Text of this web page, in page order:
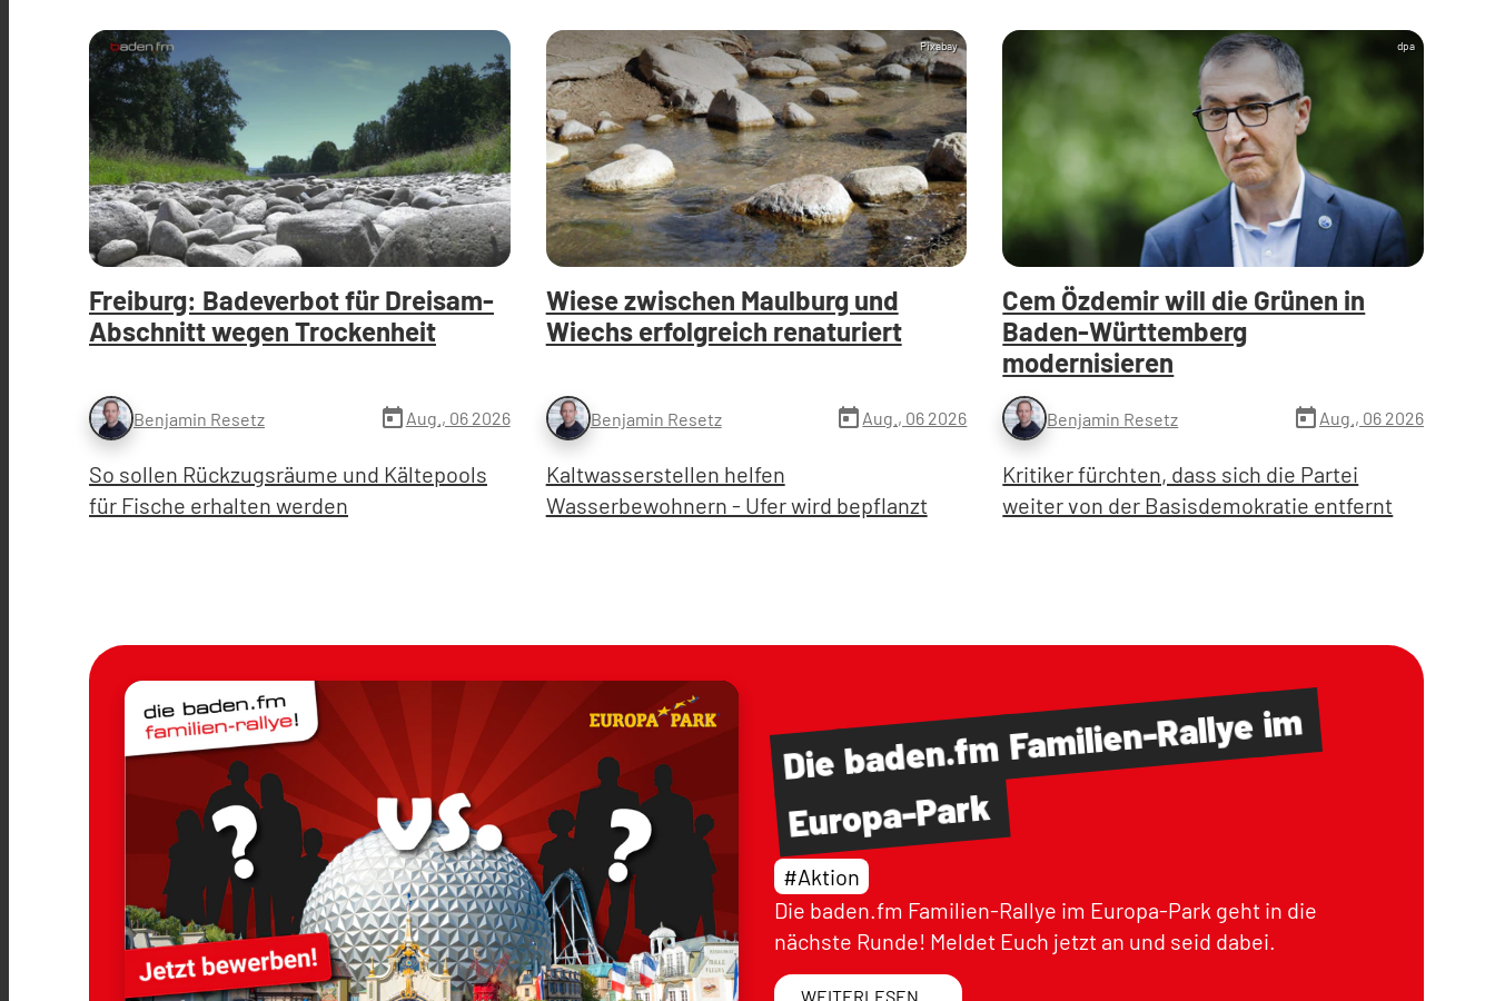
Freiburg: Badeverbot für Dreisam-
Abschnitt wegen Trockenheit
Benjamin Resetz today Aug., 06 2026
So sollen Rückzugsräume und Kältepools
für Fische erhalten werden
Pixabay
Wiese zwischen Maulburg und
Wiechs erfolgreich renaturiert
Benjamin Resetz todayAug., 06 2026
Kaltwasserstellen helfen
Wasserbewohnern - Ufer wird bepflanzt
dpa
Cem Özdemir will die Grünen in
Baden-Württemberg
modernisieren
Benjamin Resetz today Aug., 06 2026
Kritiker fürchten, dass sich die Partei
weiter von der Basisdemokratie entfernt
Die baden.fmFamilien-Rallyeim
Europa-Park
#Aktion
Die baden.fm Familien-Rallye im Europa-Park geht in die
nächste Runde! Meldet Euch jetzt an und seid dabei.
WEITERLESEN ...